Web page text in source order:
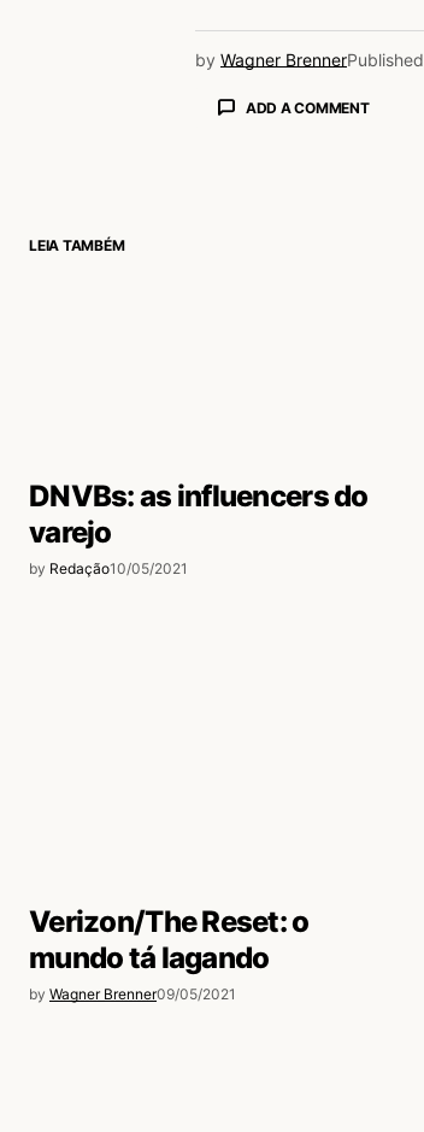
by Wagner BrennerPublished
ADD A COMMENT
LEIA TAMBÉM
DNVBs: as influencers do
varejo
by Redação10/05/2021
Verizon/The Reset: o
mundo tá lagando
by Wagner Brenner09/05/2021